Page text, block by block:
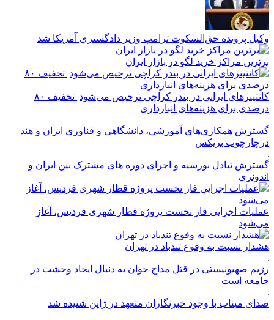
وکیل پرونده حق‌السکوت ترامپ وزیر دادگستری آمریکا شد
برترین مراکز خرید لگو در بازار ایران
کانتینرهای ایرانی در بندر کراچی ترخیص می‌شود| تخفیف ۸۰
درصدی برای هزینه‌های انبارداری
گسترش همکاری‌های آموزشی، دانشگاهی و فناوری ایران و هند
درچارچوب بریکس
گسترش تبادل بورسیه و اجرای دوره های مشترک بین ایران و
اندونزی
عملیات اجرایی فاز نخست پروژه قطار شهری فردیس، آغاز
می‌شود
هشدار نسبت به وفوع تندباد در تهران
رژیم صهیونیستی در قتل مداح جوان به دنبال ایجاد وحشت در
جامعه است
صدای میناب با وجود خبرنگاران متعهد در ژاپن شنیده شد